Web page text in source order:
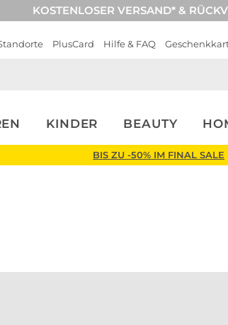
KOSTENLOSER VERSAND* &
PlusCard Hilfe & FAQ
KINDER BEAUTY
BIS ZU -50% IM FINAL SALE
Brown Short